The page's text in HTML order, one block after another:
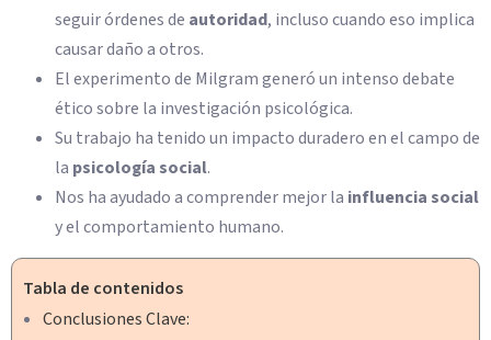
seguir órdenes de autoridad, incluso cuando eso implica
causar daño a otros.
El experimento de Milgram generó un intenso debate
ético sobre la investigación psicológica.
Su trabajo ha tenido un impacto duradero en el campo de
la psicología social.
Nos ha ayudado a comprender mejor la influencia social
y el comportamiento humano.
Tabla de contenidos
Conclusiones Clave: